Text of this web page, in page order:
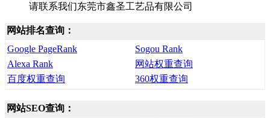
请联系我们东莞市鑫圣工艺品有限公司
网站排名查询：
Google PageRank
Sogou Rank
Alexa Rank
网站权重查询
百度权重查询
360权重查询
网站SEO查询：